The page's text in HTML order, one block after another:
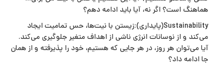
هماهنگ است؟ اگر نه، آیا باید ادامه دهم؟
Sustainability(پایداری):زیستن با نیت‌ها، حس تمامیت ایجاد
می‌کند و از نوسانات انرژی ناشی از اهداف متغیر جلوگیری می‌کند.
آیا می‌توان هر روز، در هر جایی که هستیم، خود را پذیرفته و از همان‌
جا ادامه داد؟